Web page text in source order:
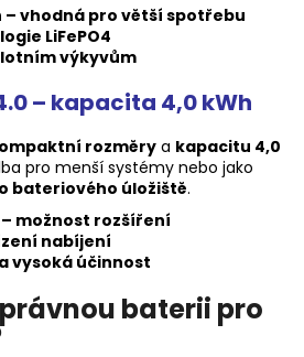
– vhodná pro větší spotřebu
LiFePO4
výkyvům
– kapacita 4,0 kWh
rozměry a kapacitu 4,0
pro menší systémy nebo jako
bateriového úložiště.
možnost rozšíření
nabíjení
vysoká účinnost
baterii pro